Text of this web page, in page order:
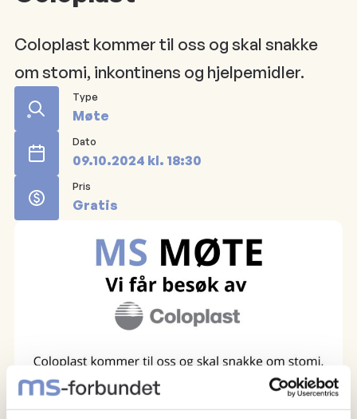
Coloplast kommer til oss og skal snakke
om stomi, inkontinens og hjelpemidler.
Type
Møte
Dato
09.10.2024 kl. 18:30
Pris
Gratis